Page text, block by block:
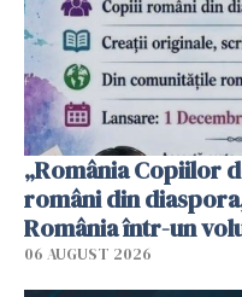
„România Copiilor
români din
România într-un
06 AUGUST 2026